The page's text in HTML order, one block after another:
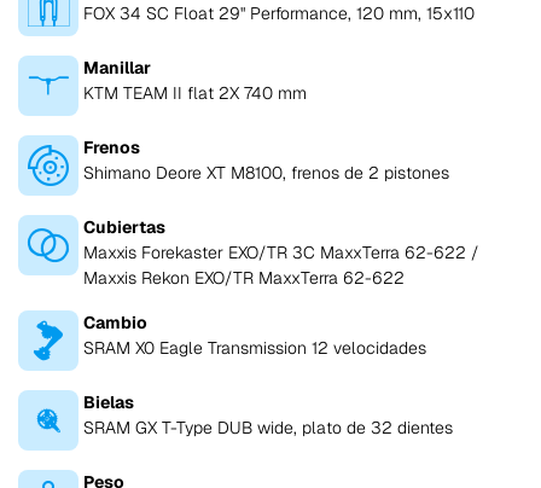
FOX 34 SC Float 29" Performance, 120 mm, 15x110
Manillar
KTM TEAM II flat 2X 740 mm
Frenos
Shimano Deore XT M8100, frenos de 2 pistones
Cubiertas
Maxxis Forekaster EXO/TR 3C MaxxTerra 62-622 /
Maxxis Rekon EXO/TR MaxxTerra 62-622
Cambio
SRAM X0 Eagle Transmission 12 velocidades
Bielas
SRAM GX T-Type DUB wide, plato de 32 dientes
Peso